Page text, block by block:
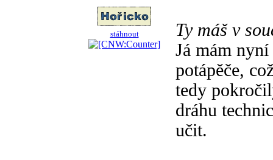
stáhnout
Ty máš v
Já mám
potápěče,
tedy
dráhu
učit.